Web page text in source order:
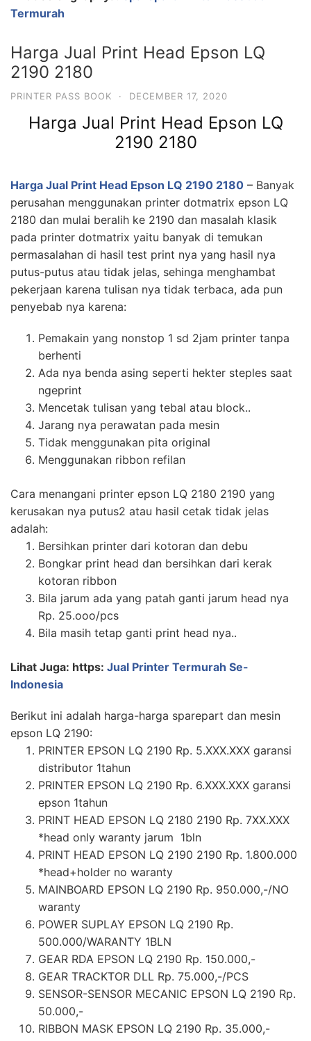
Termurah
Harga Jual Print Head Epson LQ
2190 2180
PRINTER PASS BOOK · DECEMBER 17, 2020
Harga Jual Print Head Epson LQ
2190 2180
Harga Jual Print Head Epson LQ 2190 2180 – Banyak
perusahan menggunakan printer dotmatrix epson LQ
2180 dan mulai beralih ke 2190 dan masalah klasik
pada printer dotmatrix yaitu banyak di temukan
permasalahan di hasil test print nya yang hasil nya
putus-putus atau tidak jelas, sehinga menghambat
pekerjaan karena tulisan nya tidak terbaca, ada pun
penyebab nya karena:
Pemakain yang nonstop 1 sd 2jam printer tanpa
berhenti
Ada nya benda asing seperti hekter steples saat
ngeprint
Mencetak tulisan yang tebal atau block..
Jarang nya perawatan pada mesin
Tidak menggunakan pita original
Menggunakan ribbon refilan
Cara menangani printer epson LQ 2180 2190 yang
kerusakan nya putus2 atau hasil cetak tidak jelas
adalah:
Bersihkan printer dari kotoran dan debu
Bongkar print head dan bersihkan dari kerak
kotoran ribbon
Bila jarum ada yang patah ganti jarum head nya
Rp. 25.ooo/pcs
Bila masih tetap ganti print head nya..
Lihat Juga: https: Jual Printer Termurah Se-
Indonesia
Berikut ini adalah harga-harga sparepart dan mesin
epson LQ 2190:
PRINTER EPSON LQ 2190 Rp. 5.XXX.XXX garansi
distributor 1tahun
PRINTER EPSON LQ 2190 Rp. 6.XXX.XXX garansi
epson 1tahun
PRINT HEAD EPSON LQ 2180 2190 Rp. 7XX.XXX
*head only waranty jarum 1bln
PRINT HEAD EPSON LQ 2190 2190 Rp. 1.800.000
*head+holder no waranty
MAINBOARD EPSON LQ 2190 Rp. 950.000,-/NO
waranty
POWER SUPLAY EPSON LQ 2190 Rp.
500.000/WARANTY 1BLN
GEAR RDA EPSON LQ 2190 Rp. 150.000,-
GEAR TRACKTOR DLL Rp. 75.000,-/PCS
SENSOR-SENSOR MECANIC EPSON LQ 2190 Rp.
50.000,-
RIBBON MASK EPSON LQ 2190 Rp. 35.000,-